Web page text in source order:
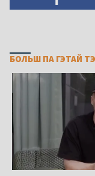
БОЛЬШ ПА ГЭТАЙ